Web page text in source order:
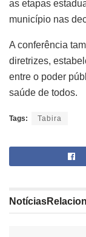
as etapas
município nas
A conferência
diretrizes,
entre o poder
saúde de todos.
Tags: Tabira
Notícias